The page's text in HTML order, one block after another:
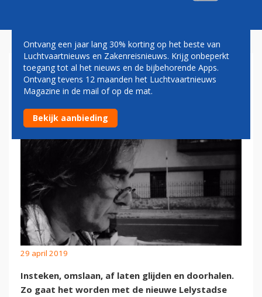
PAUL MELKERT: HAKEN EN
OGEN
29 april 2019
Insteken, omslaan, af laten glijden en doorhalen.
Zo gaat het worden met de nieuwe Lelystadse
Ontvang een jaar lang 30% korting op het beste van
Luchtvaartnieuws en Zakenreisnieuws. Krijg onbeperkt
toegang tot al het nieuws en de bijbehorende Apps.
Ontvang tevens 12 maanden het Luchtvaartnieuws
Magazine in de mail of op de mat.
Bekijk aanbieding